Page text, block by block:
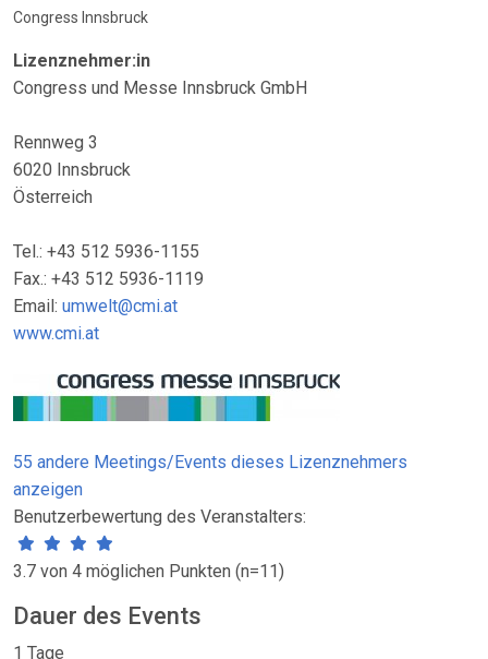
Congress Innsbruck
Lizenznehmer:in
Congress und Messe Innsbruck GmbH
Rennweg 3
6020 Innsbruck
Österreich
Tel.: +43 512 5936-1155
Fax.: +43 512 5936-1119
Email: umwelt@cmi.at
www.cmi.at
55 andere Meetings/Events dieses Lizenznehmers
anzeigen
Benutzerbewertung des Veranstalters:
3.7 von 4 möglichen Punkten (n=11)
Dauer des Events
1 Tage